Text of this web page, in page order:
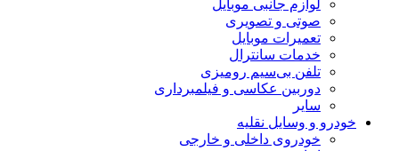
لوازم جانبی موبایل
صوتی و تصویری
تعمیرات موبایل
خدمات سانترال
تلفن بی‌سیم رومیزی
دوربین عکاسی و فیلمبرداری
سایر
خودرو و وسایل نقلیه
خودروی داخلی و خارجی